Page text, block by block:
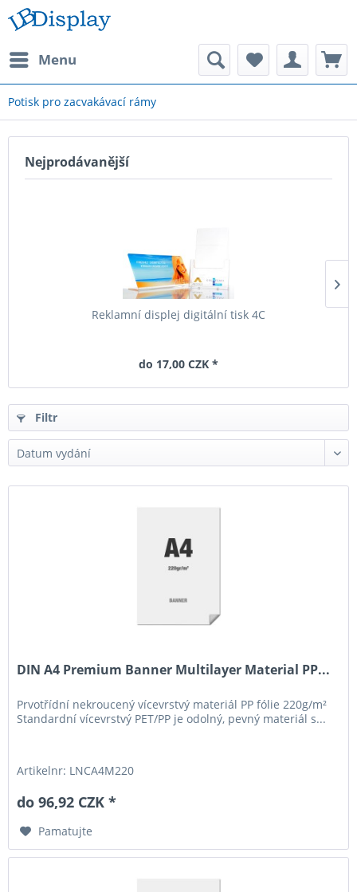
Menu
Potisk pro zacvakávací rámy
Nejprodávanější
Reklamní displej digitální tisk 4C
do 17,00 CZK *
Filtr
DIN A4 Premium Banner Multilayer Material PP...
Prvotřídní nekroucený vícevrstvý materiál PP fólie 220g/m²
Standardní vícevrstvý PET/PP je odolný, pevný materiál s...
Artikelnr: LNCA4M220
do 96,92 CZK *
Pamatujte